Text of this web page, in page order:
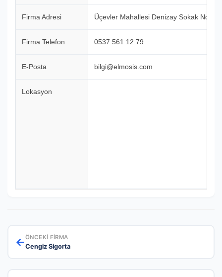
Firma Adresi Üçevler Mahallesi Denizay Sokak No:16
Firma Telefon 0537 561 12 79
E-Posta bilgi@elmosis.com
Lokasyon
←ÖNCEKI FIRMA
Cengiz Sigorta